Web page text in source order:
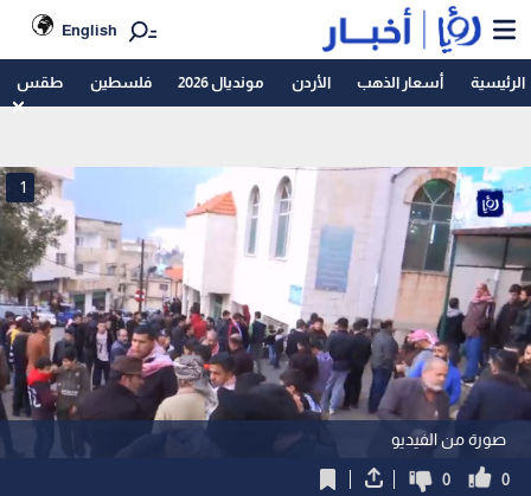
English
الرئيسية أسعار الذهب الأردن مونديال 2026 فلسطين طقس
صورة من الفيديو
1
0
0